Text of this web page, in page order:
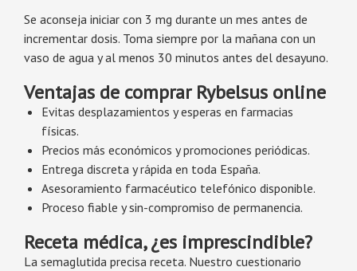
Se aconseja iniciar con 3 mg durante un mes antes de
incrementar dosis. Toma siempre por la mañana con un
vaso de agua y al menos 30 minutos antes del desayuno.
Ventajas de comprar Rybelsus online
Evitas desplazamientos y esperas en farmacias
físicas.
Precios más económicos y promociones periódicas.
Entrega discreta y rápida en toda España.
Asesoramiento farmacéutico telefónico disponible.
Proceso fiable y sin-compromiso de permanencia.
Receta médica, ¿es imprescindible?
La semaglutida precisa receta. Nuestro cuestionario